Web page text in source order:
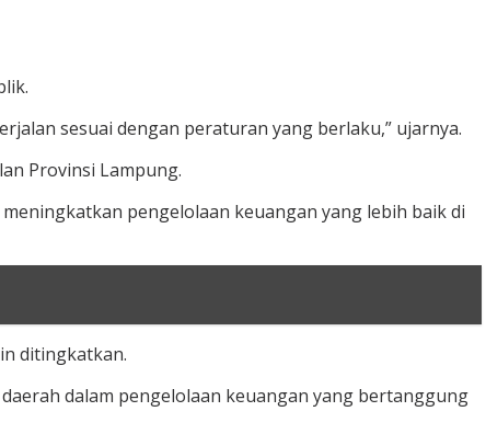
sesuai dengan peraturan yang berlaku,” ujarnya.
Provinsi Lampung.
pengelolaan keuangan yang lebih baik di
ditingkatkan.
dalam pengelolaan keuangan yang bertanggung